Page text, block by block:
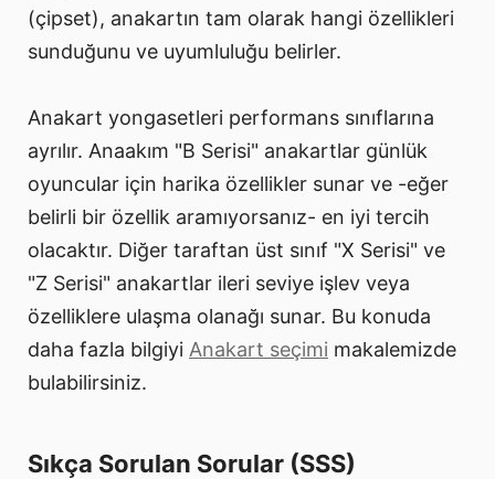
(çipset), anakartın tam olarak hangi özellikleri
sunduğunu ve uyumluluğu belirler.
Anakart yongasetleri performans sınıflarına
ayrılır. Anaakım "B Serisi" anakartlar günlük
oyuncular için harika özellikler sunar ve -eğer
belirli bir özellik aramıyorsanız- en iyi tercih
olacaktır. Diğer taraftan üst sınıf "X Serisi" ve
"Z Serisi" anakartlar ileri seviye işlev veya
özelliklere ulaşma olanağı sunar. Bu konuda
daha fazla bilgiyi Anakart seçimi makalemizde
bulabilirsiniz.
Sıkça Sorulan Sorular (SSS)